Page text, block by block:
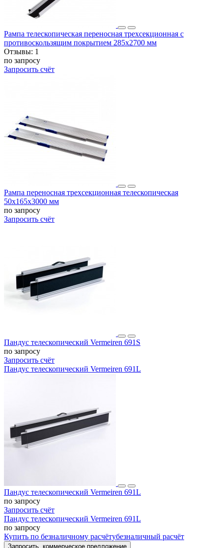
Рампа телескопическая переносная трехсекционная с
противоскользящим покрытием 285x2700 мм
Отзывы: 1
по запросу
Запросить счёт
Рампа переносная трехсекционная телескопическая
50х165x3000 мм
по запросу
Запросить счёт
Пандус телескопический Vermeiren 691S
по запросу
Запросить счёт
Пандус телескопический Vermeiren 691L
Пандус телескопический Vermeiren 691L
по запросу
Запросить счёт
Пандус телескопический Vermeiren 691L
по запросу
Купить по безналичному расчётубезналичный расчёт
Запросить коммерческое предложение